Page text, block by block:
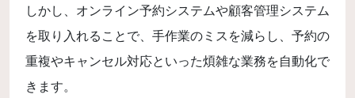
しかし、オンライン予約システムや顧客管理システム
を取り入れることで、手作業のミスを減らし、予約の
重複やキャンセル対応といった煩雑な業務を自動化で
きます。